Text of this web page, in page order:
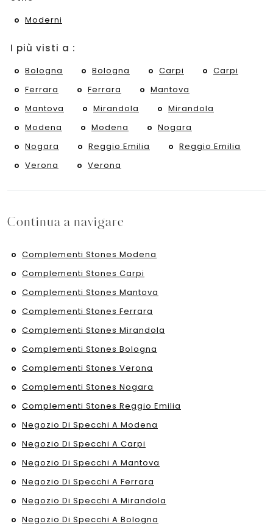
Moderni
I più visti a :
Bologna Bologna Carpi
Carpi
Ferrara
Ferrara
Mantova
Mantova
Mirandola
Mirandola
Modena
Modena
Nogara
Nogara
Reggio Emilia
Reggio Emilia
Verona
Verona
Continua a navigare
Complementi Stones Modena
Complementi Stones Carpi
Complementi Stones Mantova
Complementi Stones Ferrara
Complementi Stones Mirandola
Complementi Stones Bologna
Complementi Stones Verona
Complementi Stones Nogara
Complementi Stones Reggio Emilia
Negozio Di Specchi A Modena
Negozio Di Specchi A Carpi
Negozio Di Specchi A Mantova
Negozio Di Specchi A Ferrara
Negozio Di Specchi A Mirandola
Negozio Di Specchi A Bologna